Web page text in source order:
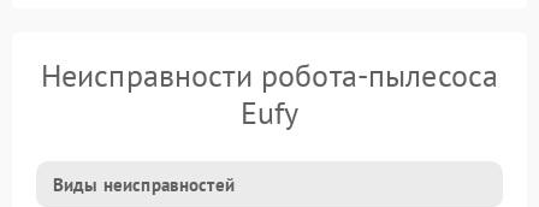
Неисправности робота-пылесоса
Eufy
Виды неисправностей